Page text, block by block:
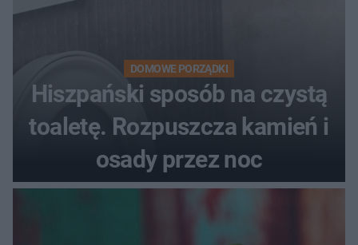
DOMOWE PORZĄDKI
Hiszpański sposób na czystą
toaletę. Rozpuszcza kamień i
osady przez noc